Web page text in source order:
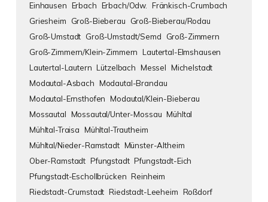
Einhausen Erbach Erbach/Odw.
Fränkisch-Crumbach
Griesheim
Groß-Bieberau
Groß-Bieberau/Rodau
Groß-Umstadt Groß-Umstadt/Semd
Groß-Zimmern
Groß-Zimmern/Klein-Zimmern Lautertal-Elmshausen
Lautertal-Lautern Lützelbach Messel Michelstadt
Modautal-Asbach Modautal-Brandau
Modautal-Ernsthofen Modautal/Klein-Bieberau
Mossautal Mossautal/Unter-Mossau Mühltal
Mühltal-Traisa Mühltal-Trautheim
Mühltal/Nieder-Ramstadt Münster-Altheim
Ober-Ramstadt Pfungstadt Pfungstadt-Eich
Pfungstadt-Eschollbrücken Reinheim
Riedstadt-Crumstadt Riedstadt-Leeheim Roßdorf